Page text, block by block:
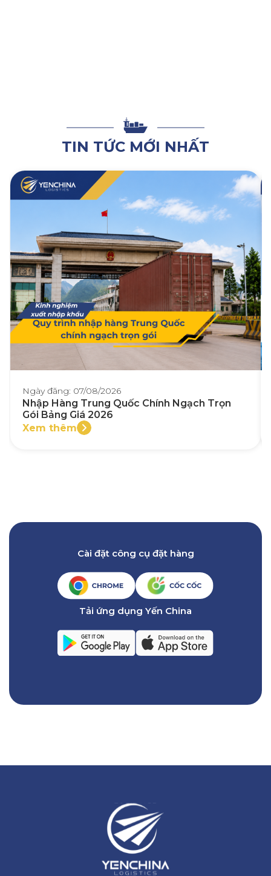
TIN TỨC MỚI NHẤT
Ngày đăng: 07/08/2026
Nhập Hàng Trung Quốc Chính Ngạch Trọn
Gói Bảng Giá 2026
Xem thêm
Cài đặt công cụ đặt hàng
Tải ứng dụng Yến China